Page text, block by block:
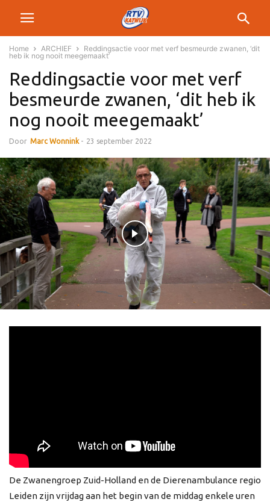
Home ARCHIEF
Reddingsactie voor met verf besmeurde zwanen, ‘dit
heb ik nog nooit meegemaakt’
Reddingsactie voor met verf
besmeurde zwanen, ‘dit heb ik
nog nooit meegemaakt’
Door Marc Wonnink - 23 september 2022
De Zwanengroep Zuid-Holland en de Dierenambulance regio
Leiden zijn vrijdag aan het begin van de middag enkele uren